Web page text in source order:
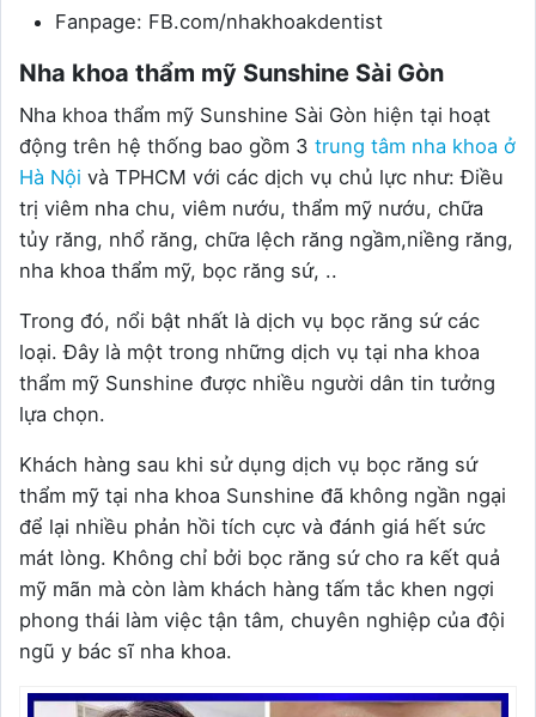
Fanpage: FB.com/nhakhoakdentist
Nha khoa thẩm mỹ Sunshine Sài Gòn
Nha khoa thẩm mỹ Sunshine Sài Gòn hiện tại hoạt
động trên hệ thống bao gồm 3 trung tâm nha khoa ở
Hà Nội và TPHCM với các dịch vụ chủ lực như: Điều
trị viêm nha chu, viêm nướu, thẩm mỹ nướu, chữa
tủy răng, nhổ răng, chữa lệch răng ngầm,niềng răng,
nha khoa thẩm mỹ, bọc răng sứ, ..
Trong đó, nổi bật nhất là dịch vụ bọc răng sứ các
loại. Đây là một trong những dịch vụ tại nha khoa
thẩm mỹ Sunshine được nhiều người dân tin tưởng
lựa chọn.
Khách hàng sau khi sử dụng dịch vụ bọc răng sứ
thẩm mỹ tại nha khoa Sunshine đã không ngần ngại
để lại nhiều phản hồi tích cực và đánh giá hết sức
mát lòng. Không chỉ bởi bọc răng sứ cho ra kết quả
mỹ mãn mà còn làm khách hàng tấm tắc khen ngợi
phong thái làm việc tận tâm, chuyên nghiệp của đội
ngũ y bác sĩ nha khoa.